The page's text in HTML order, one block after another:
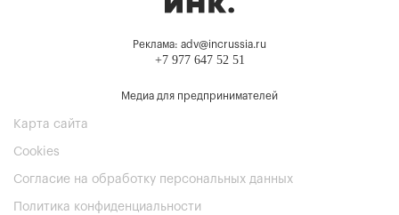
Реклама: adv@incrussia.ru
+7 977 647 52 51
Медиа для предпринимателей
Карта сайта
Cookies
Согласие на обработку персональных данных
Политика конфиденциальности